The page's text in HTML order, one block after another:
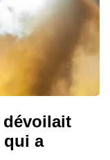
dévoilait
qui a